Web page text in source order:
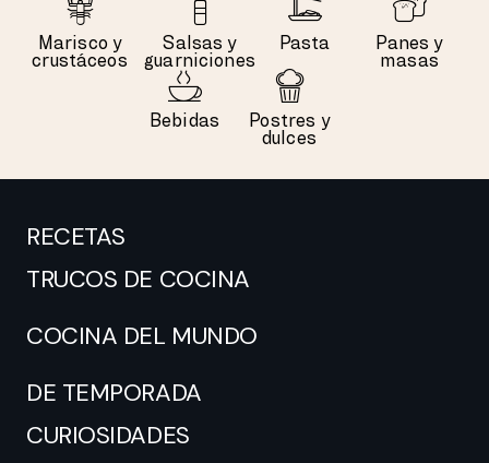
Marisco y
crustáceos
Salsas y
guarniciones
Pasta
Panes y
masas
Bebidas
Postres y
dulces
RECETAS
TRUCOS DE COCINA
COCINA DEL MUNDO
DE TEMPORADA
CURIOSIDADES